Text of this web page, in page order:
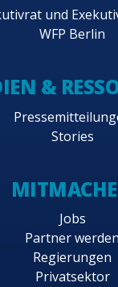
und
WFP Berlin
&
Stories
Jobs
Partner werden
Regierungen
Privatsektor